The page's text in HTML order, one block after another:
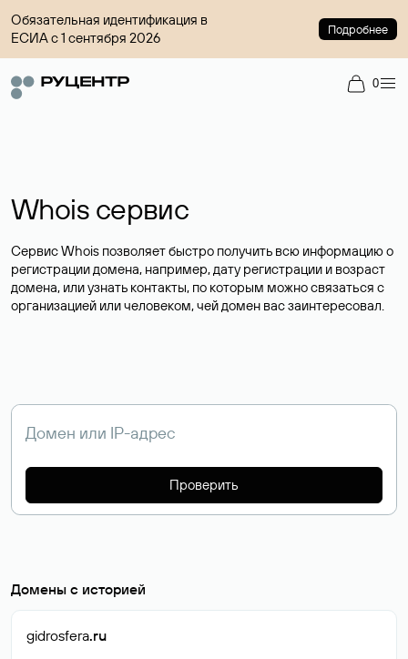
Обязательная идентификация в
ЕСИА с 1 сентября 2026
Подробнее
0
Whois сервис
Сервис Whois позволяет быстро получить всю информацию о
регистрации домена, например, дату регистрации и возраст
домена, или узнать контакты, по которым можно связаться с
организацией или человеком, чей домен вас заинтересовал.
Проверить
Домены с историей
gidrosfera.ru